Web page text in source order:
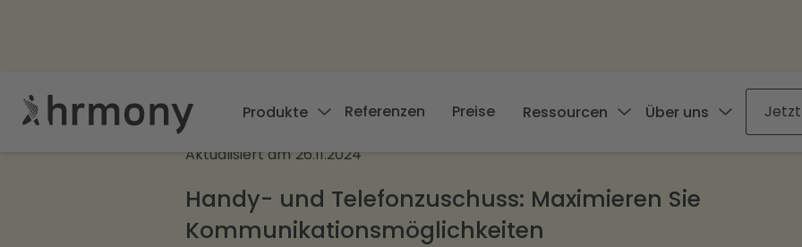
Produkte Referenzen Preise Ressourcen Über uns
Aktualisiert am 26.11.2024
Handy- und Telefonzuschuss: Maximieren Sie
Kommunikationsmöglichkeiten